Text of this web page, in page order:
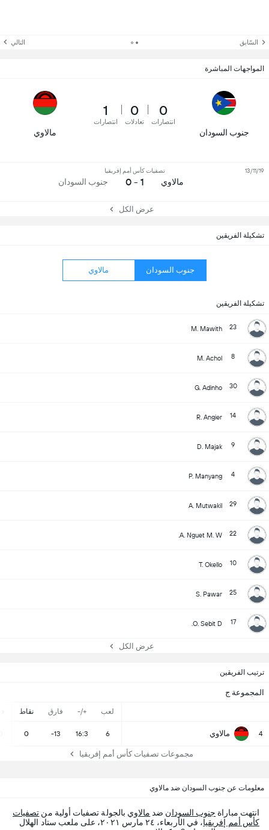
ترتيب الفريقين
المجموعة ج
لعب +/- فارق نقاط
4 مالاوي 6
16:3
-13
0
مجموعات تصفيات كأس أمم إفريقيا
تشكيلة الفريقين
جنوب السودان مالاوي
تشكيلة الفريقين
23
M. Mawith
8
M. Achol
30
G. Adinho
14
R. Angier
9
D. Majak
4
P. Manyang
29
A. Mutwakil
22
A. Nguet M. W.
10
T. Okello
25
S. Pawar
17
O. Sebit D.
عرض الكل
السّابق التالي
المواجهات المباشرة
جنوب السودان
0
انتصارات
0
تعادلات
1
انتصارات
مالاوي
مالاوي
تصفيات كأس أمم إفريقيا
1 - 0 جنوب السودان
13/11/19
عرض الكل
معلومات عن جنوب السودان ضد مالاوي
انتهت مباراة جنوب السودان ضد مالاوي بالجولة تصفيات أولية من تصفيات
كأس أمم إفريقيا
، في الأربعاء، ٢٤ مارس ٢٠٢١، على ملعب ستاد الهلال